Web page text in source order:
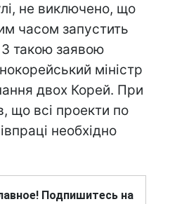
не виключено, що
часом запустить
такою заявою
міністр
двох Корей. При
що всі проекти по
необхідно
Подпишитесь на